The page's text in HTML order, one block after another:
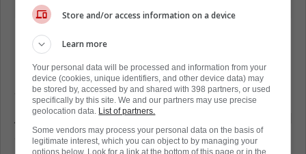
Le gardien du Canadien est demeuré solide,
repoussant 28 tirs pour mener son équipe à
une victoire de 2 à 1 et éliminer le Lightning
sur sa propre glace.
Après le match, Jakub Dobes a révélé ce qu’il
avait répondu à son adversaire.
Store and/or access information on a device
Learn more
Your personal data will be processed and information from your
device (cookies, unique identifiers, and other device data) may
be stored by, accessed by and shared with 398 partners, or used
specifically by this site. We and our partners may use precise
geolocation data. List of partners.
Some vendors may process your personal data on the basis of
legitimate interest, which you can object to by managing your
options below. Look for a link at the bottom of this page or in the